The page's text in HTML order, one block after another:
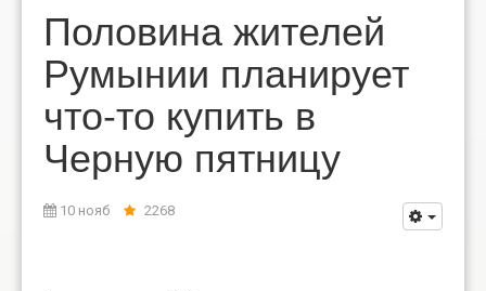
Половина жителей
Румынии планирует
что-то купить в
Черную пятницу
10 нояб 2268